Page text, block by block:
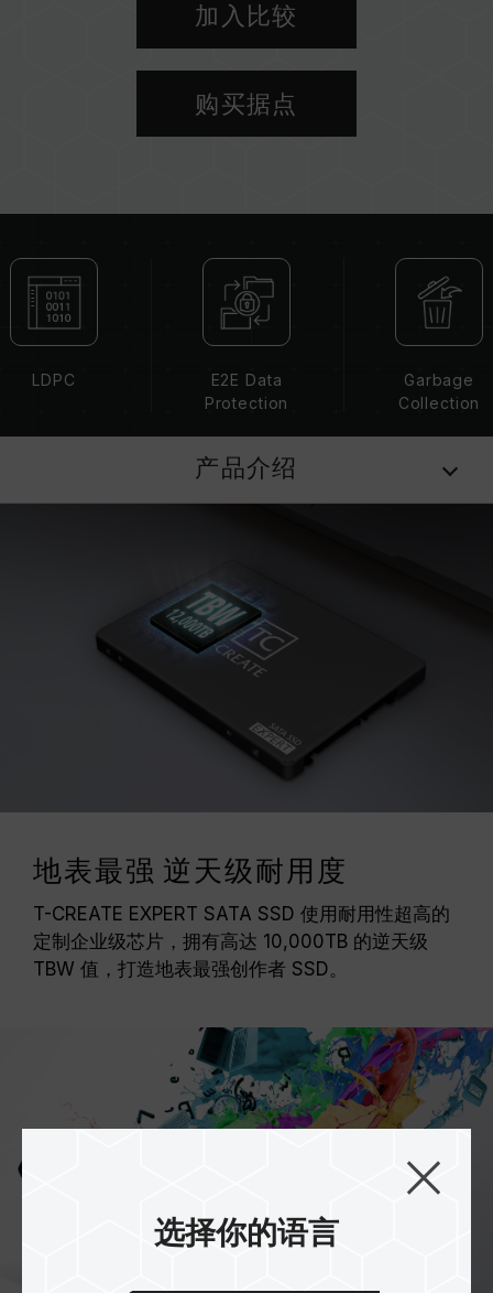
加入比较
购买据点
LDPC
E2E Data
Protection
Garbage
Collection
产品介绍
地表最强 逆天级耐用度
T-CREATE EXPERT SATA SSD 使用耐用性超高的
定制企业级芯片，拥有高达 10,000TB 的逆天级
TBW 值，打造地表最强创作者 SSD。
选择你的语言